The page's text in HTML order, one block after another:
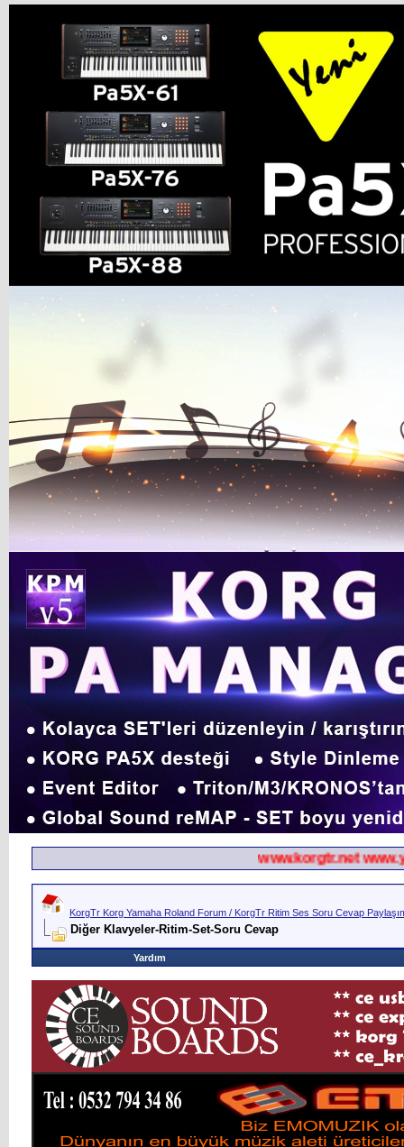
www.korgtr.net
KorgTr Korg Yamaha Roland Forum / KorgTr Ritim Ses Soru Cevap
Diğer Klavyeler-Ritim-Set-Soru Cevap
Yardım